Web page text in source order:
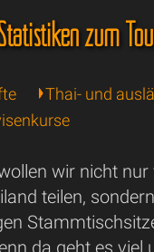
zum
Thai- und
wir nicht
teilen,